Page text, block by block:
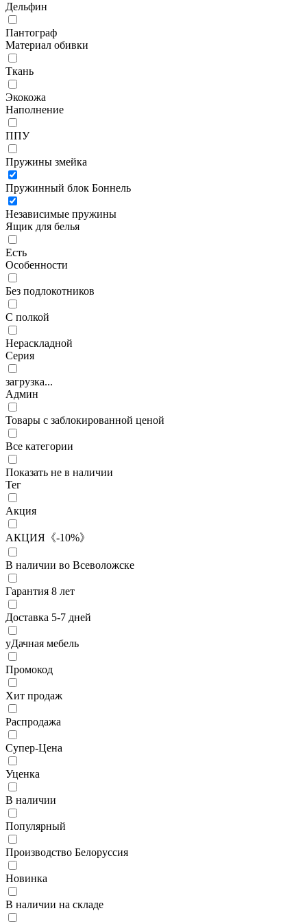
Дельфин
Пантограф
Материал обивки
Ткань
Экокожа
Наполнение
ППУ
Пружины змейка
Пружинный блок Боннель
Независимые пружины
Ящик для белья
Есть
Особенности
Без подлокотников
С полкой
Нераскладной
Серия
загрузка...
Админ
Товары с заблокированной ценой
Все категории
Показать не в наличии
Тег
Акция
АКЦИЯ《-10%》
В наличии во Всеволожске
Гарантия 8 лет
Доставка 5-7 дней
уДачная мебель
Промокод
Хит продаж
Распродажа
Супер-Цена
Уценка
В наличии
Популярный
Производство Белоруссия
Новинка
В наличии на складе